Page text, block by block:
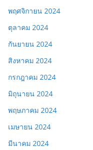
พฤศจิกายน 2024
ตุลาคม 2024
กันยายน 2024
สิงหาคม 2024
กรกฎาคม 2024
มิถุนายน 2024
พฤษภาคม 2024
เมษายน 2024
มีนาคม 2024